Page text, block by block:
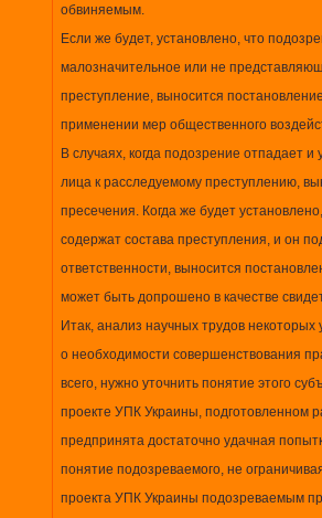
обвиняемым.
Если же будет, установлено, что
малозначительное или не
преступление, выносится
применении мер общественного
В случаях, когда подозрение отпадает и
лица к расследуемому преступлению,
пресечения. Когда же будет
содержат состава преступления, и он
ответственности, выносится
может быть допрошено в качестве
Итак, анализ научных трудов
о необходимости совершенствования
всего, нужно уточнить понятие этого
проекте УПК Украины, подготовленном
предпринята достаточно удачная
понятие подозреваемого, не
проекта УПК Украины подозреваемым